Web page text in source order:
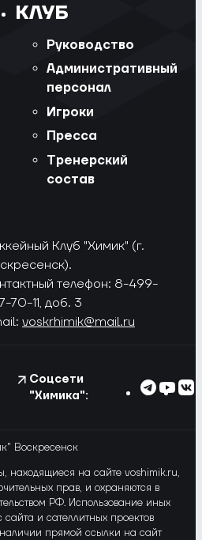
КЛУБ
Руководство
Административный
персонал
Игроки
Пресса
Тренерский
состав
Клуб "Химик" (г.
телефон: 8-499-
70-11, доб. 3
voskrhimik@mail.ru
Соцсети
"Химика":
Воскресенск
находящиеся на сайте voshimik.ru,
прав, и охраняются в
РФ. Использование иных
и сателлитных проектов
наличии прямой ссылки на сайт